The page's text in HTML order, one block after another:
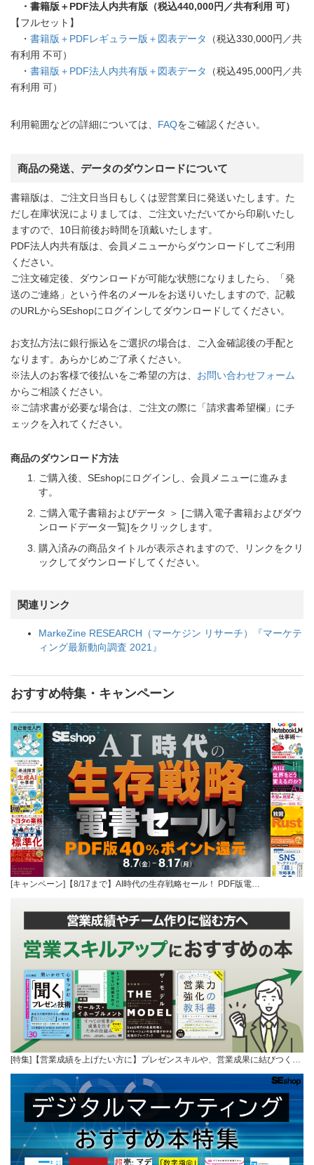
・書籍版＋PDF法人内共有版（税込440,000円／共有利用 可）
【フルセット】
・ 書籍版＋PDFレギュラー版＋図表データ
（税込330,000円／共
有利用 不可）
・ 書籍版＋PDF法人内共有版＋図表データ
（税込495,000円／共
有利用 可）
利用範囲などの詳細については、 FAQをご確認ください。
商品の発送、データのダウンロードについて
書籍版は、ご注文日当日もしくは翌営業日に発送いたします。た
だし在庫状況によりましては、ご注文いただいてから印刷いたし
ますので、10日前後お時間を頂戴いたします。
PDF法人内共有版は、会員メニューからダウンロードしてご利用
ください。
ご注文確定後、ダウンロードが可能な状態になりましたら、「発
送のご連絡」という件名のメールをお送りいたしますので、記載
のURLからSEshopにログインしてダウンロードしてください。
お支払方法に銀行振込をご選択の場合は、ご入金確認後の手配と
なります。あらかじめご了承ください。
※法人のお客様で後払いをご希望の方は、 お問い合わせフォーム
からご相談ください。
※ご請求書が必要な場合は、ご注文の際に「請求書希望欄」にチ
ェックを入れてください。
商品のダウンロード方法
ご購入後、SEshopにログインし、会員メニューに進みま
す。
ご購入電子書籍およびデータ ＞ [ご購入電子書籍およびダウ
ンロードデータ一覧]をクリックします。
購入済みの商品タイトルが表示されますので、リンクをクリ
ックしてダウンロードしてください。
関連リンク
MarkeZine RESEARCH（マーケジン リサーチ）『マーケテ
ィング最新動向調査 2021』
おすすめ特集・キャンペーン
[キャンペーン]【8/17まで】AI時代の生存戦略セール！ PDF版電…
[特集]【営業成績を上げたい方に】プレゼンスキルや、営業成果に結びつく…